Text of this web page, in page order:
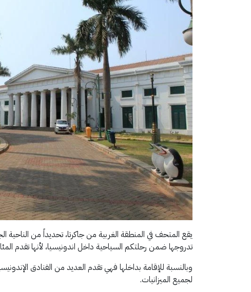
يقع المتحف في المنطقة الغربية من جاكرتا، تحديداً من الناحية
تدروجها ضمن رحلتكم السياحية داخل اندونيسيا، لأنها تقدم المئات
وبالنسبة للإقامة بداخلها فهي تقدم العديد من الفنادق
لجميع الميزانيات.